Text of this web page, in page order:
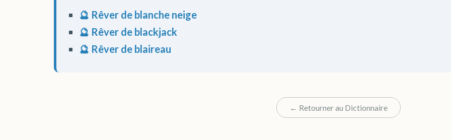
🔮 Rêver de blanche neige
🔮 Rêver de blackjack
🔮 Rêver de blaireau
← Retourner au Dictionnaire